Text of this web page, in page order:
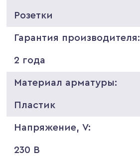
Розетки
Гарантия производителя:
2 года
Материал арматуры:
Пластик
Напряжение, V:
230 В